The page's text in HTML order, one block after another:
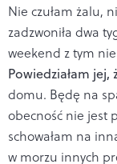
Nie czułam żalu,
zadzwoniła dwa
weekend z tym
Powiedziałam
domu. Będę na
obecność nie jest
schowałam na
w morzu innych